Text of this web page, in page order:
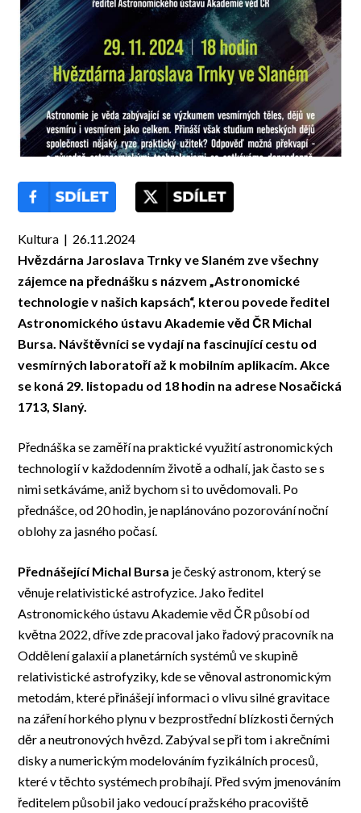
Kultura | 26.11.2024
Hvězdárna Jaroslava Trnky ve Slaném zve všechny
zájemce na přednášku s názvem „Astronomické
technologie v našich kapsách“, kterou povede ředitel
Astronomického ústavu Akademie věd ČR Michal
Bursa. Návštěvníci se vydají na fascinující cestu od
vesmírných laboratoří až k mobilním aplikacím. Akce
se koná 29. listopadu od 18 hodin na adrese Nosačická
1713, Slaný.
Přednáška se zaměří na praktické využití astronomických
technologií v každodenním životě a odhalí, jak často se s
nimi setkáváme, aniž bychom si to uvědomovali. Po
přednášce, od 20 hodin, je naplánováno pozorování noční
oblohy za jasného počasí.
Přednášející Michal Bursa je český astronom, který se
věnuje relativistické astrofyzice. Jako ředitel
Astronomického ústavu Akademie věd ČR působí od
května 2022, dříve zde pracoval jako řadový pracovník na
Oddělení galaxií a planetárních systémů ve skupině
relativistické astrofyziky, kde se věnoval astronomickým
metodám, které přinášejí informaci o vlivu silné gravitace
na záření horkého plynu v bezprostřední blízkosti černých
děr a neutronových hvězd. Zabýval se při tom i akrečními
disky a numerickým modelováním fyzikálních procesů,
které v těchto systémech probíhají. Před svým jmenováním
ředitelem působil jako vedoucí pražského pracoviště